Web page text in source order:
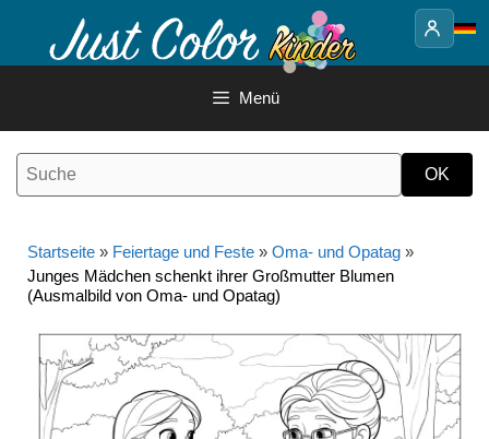
Inhalt
Menü
Startseite » Feiertage und Feste » Oma- und Opatag »
Junges Mädchen schenkt ihrer Großmutter Blumen
(Ausmalbild von Oma- und Opatag)